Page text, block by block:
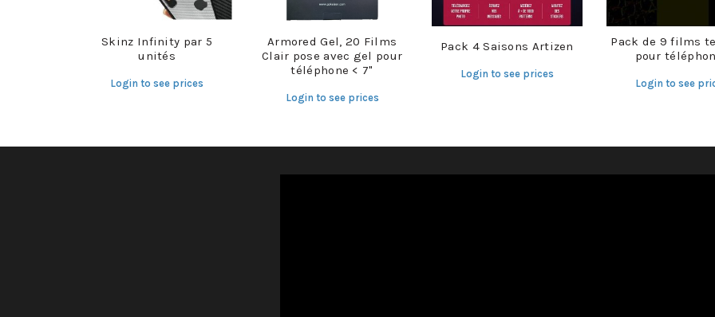
Skinz Infinity par 5
unités
Login to see prices
Armored Gel, 20 Films
Clair pose avec gel pour
téléphone < 7"
Login to see prices
Pack 4 Saisons Artizen
Login to see prices
Pack de 9 films
pour
Login to see